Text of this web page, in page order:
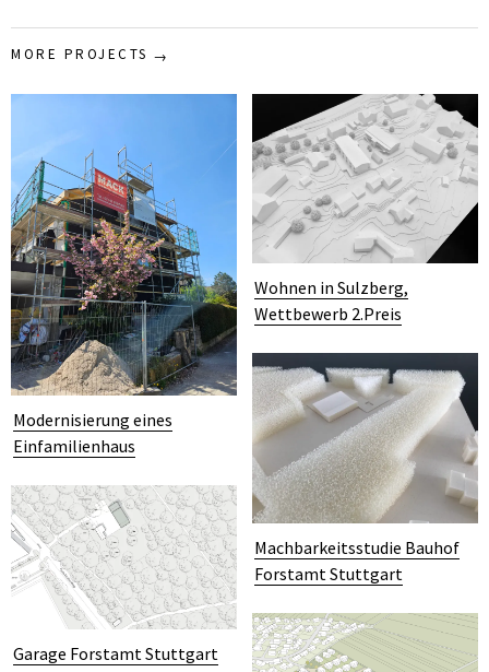
MORE PROJECTS
Modernisierung eines
Einfamilienhaus
Wohnen in Sulzberg,
Wettbewerb 2.Preis
Machbarkeitsstudie Bauhof
Forstamt Stuttgart
Garage Forstamt Stuttgart